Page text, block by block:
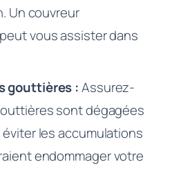
Un couvreur
vous assister dans
gouttières :Assurez-
sont dégagées
les accumulations
endommager votre